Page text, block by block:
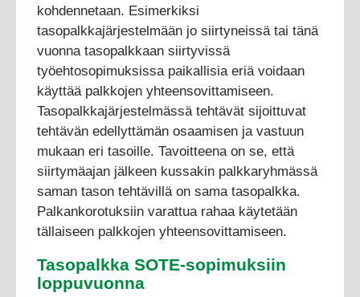
kohdennetaan. Esimerkiksi
tasopalkkajärjestelmään jo siirtyneissä tai tänä
vuonna tasopalkkaan siirtyvissä
työehtosopimuksissa paikallisia eriä voidaan
käyttää palkkojen yhteensovittamiseen.
Tasopalkkajärjestelmässä tehtävät sijoittuvat
tehtävän edellyttämän osaamisen ja vastuun
mukaan eri tasoille. Tavoitteena on se, että
siirtymäajan jälkeen kussakin palkkaryhmässä
saman tason tehtävillä on sama tasopalkka.
Palkankorotuksiin varattua rahaa käytetään
tällaiseen palkkojen yhteensovittamiseen.
Tasopalkka SOTE-sopimuksiin
loppuvuonna